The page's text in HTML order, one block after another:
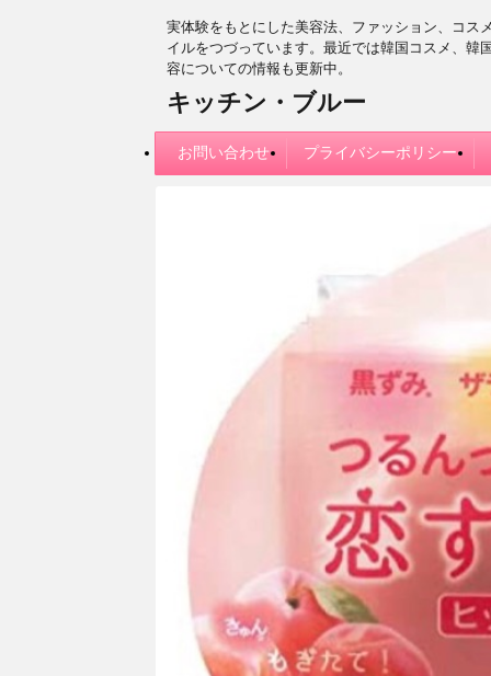
実体験をもとにした美容法、ファッション、コス
イルをつづっています。最近では韓国コスメ、韓
容についての情報も更新中。
キッチン・ブルー
お問い合わせ プライバシーポリシー